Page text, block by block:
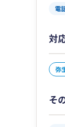
電
対
弥
そ